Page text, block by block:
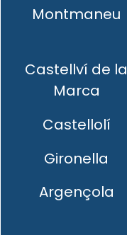
Montmaneu
Castellví de la
Marca
Castellolí
Gironella
Argençola